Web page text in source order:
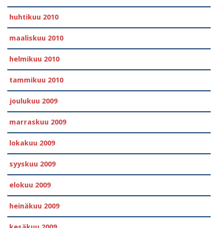
huhtikuu 2010
maaliskuu 2010
helmikuu 2010
tammikuu 2010
joulukuu 2009
marraskuu 2009
lokakuu 2009
syyskuu 2009
elokuu 2009
heinäkuu 2009